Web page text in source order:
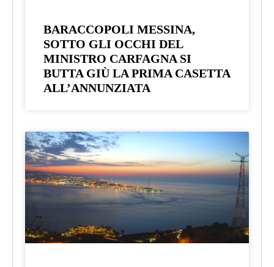
BARACCOPOLI MESSINA,
SOTTO GLI OCCHI DEL
MINISTRO CARFAGNA SI
BUTTA GIÙ LA PRIMA CASETTA
ALL’ANNUNZIATA